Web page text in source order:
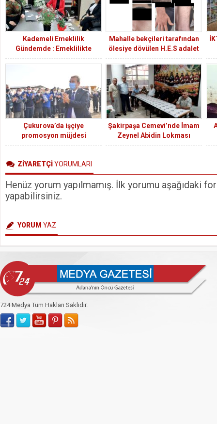
Kademeli Emeklilik
Gündemde : Emeklilikte
Adalet Derneği (EMADDER)
MEDYA’yı Ziyaret Etti
Mahalle bekçileri tarafından
ölesiye dövülen H.E.S adalet
arıyor….
Çukurova’da işçiye
promosyon müjdesi
Şakirpaşa Cemevi’nde İmam
Zeynel Abidin Lokması
Dağıtıldı
ZİYARETÇİYORUMLARI
Henüz yorum yapılmamış. İlk yorumu aşağıdaki
yapabilirsiniz.
YORUM YAZ
724 Medya Tüm Hakları Saklıdır.